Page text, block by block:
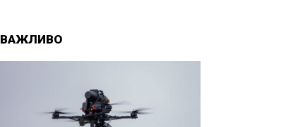
ВАЖЛИВО